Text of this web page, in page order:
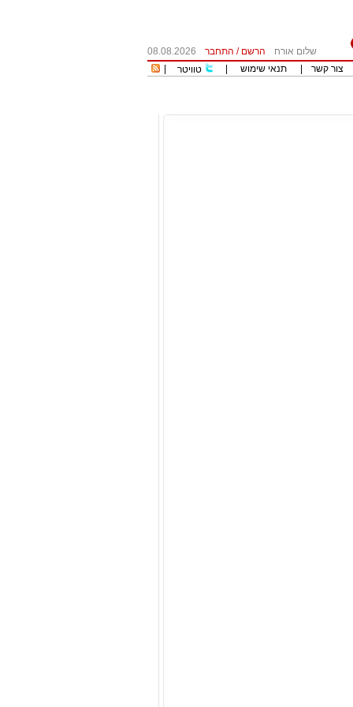
שלום אורח הרשם / התחבר
08.08.2026
צור קשר תנאי שימוש טוויטר